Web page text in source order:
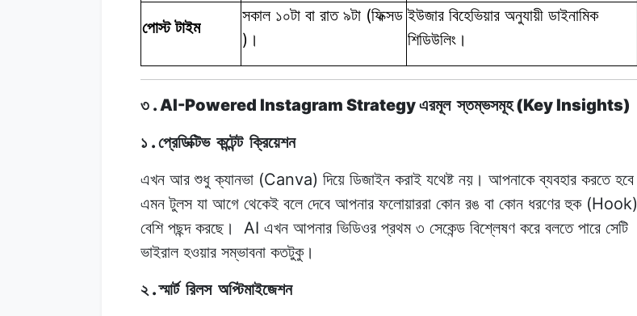
পোস্ট টাইম
সকাল ১০টা বা রাত ৯টা (ফিক্সড
) ।
ইউজার বিহেভিয়ার অনুযায়ী ডাইনামিক
শিডিউলিং।
৩ . AI-Powered Instagram Strategyএরমূল স্তম্ভসমূহ(Key Insights)
১ .প্রেডিক্টিভ কন্টেন্ট ক্রিয়েশন
এখন আর শুধু ক্যানভা (Canva) দিয়ে ডিজাইন করাই যথেষ্ট নয়। আপনাকে ব্যবহার করতে হবে
এমন টুলস যা আগে থেকেই বলে দেবে আপনার ফলোয়াররা কোন রঙ বা কোন ধরণের হুক(Hook)
বেশি পছন্দ করছে। AI এখন আপনার ভিডিওর প্রথম ৩ সেকেন্ড বিশ্লেষণ করে বলতে পারে সেটি
ভাইরাল হওয়ার সম্ভাবনা কতটুকু।
২.স্মার্ট রিলস অপ্টিমাইজেশন